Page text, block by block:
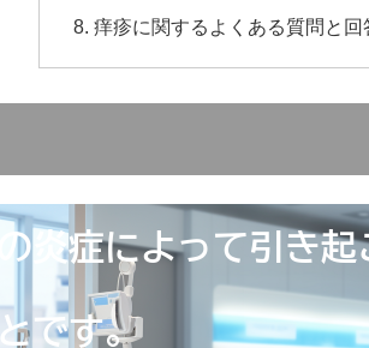
痒疹に関するよくある質問と回